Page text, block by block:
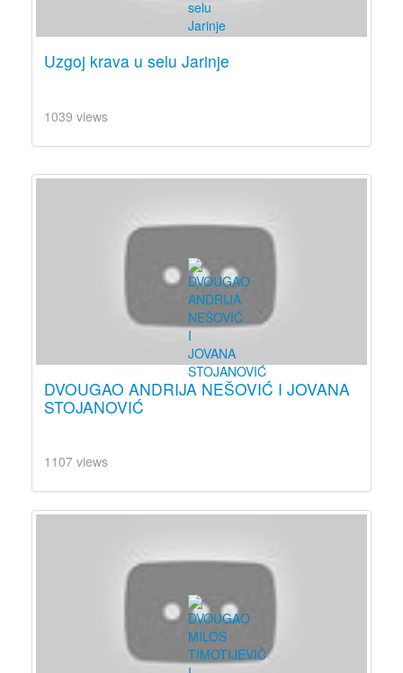
Uzgoj krava u selu Jarinje
1039 views
DVOUGAO ANDRIJA NEŠOVIĆ I JOVANA
STOJANOVIĆ
1107 views